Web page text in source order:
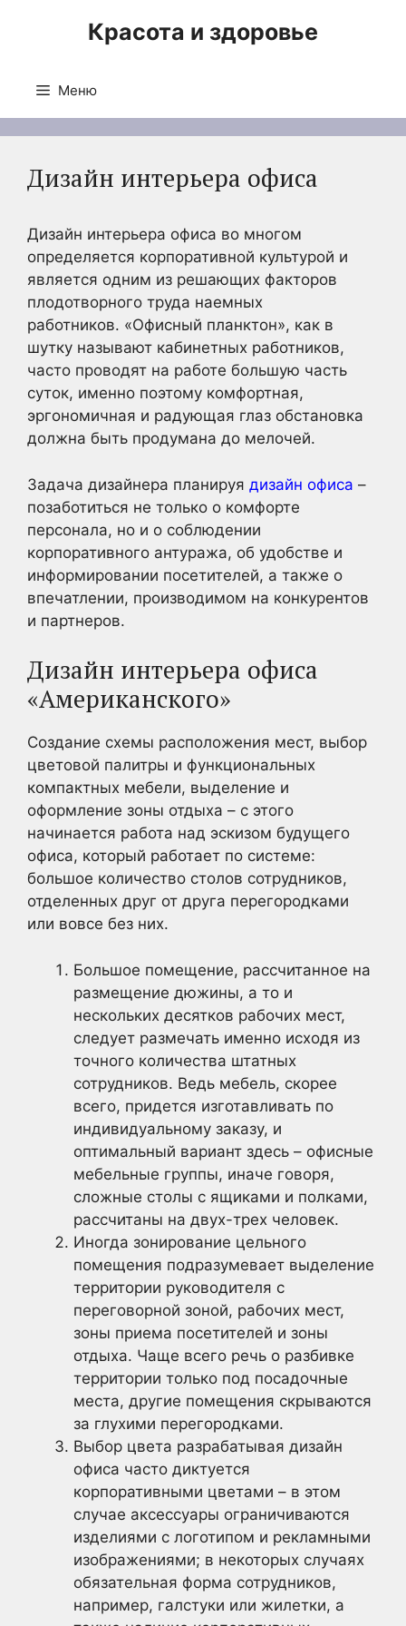
Красота и здоровье
Меню
Дизайн интерьера офиса
Дизайн интерьера офиса во многом
определяется корпоративной культурой и
является одним из решающих факторов
плодотворного труда наемных
работников. «Офисный планктон», как в
шутку называют кабинетных работников,
часто проводят на работе большую часть
суток, именно поэтому комфортная,
эргономичная и радующая глаз обстановка
должна быть продумана до мелочей.
Задача дизайнера планируя дизайн офиса –
позаботиться не только о комфорте
персонала, но и о соблюдении
корпоративного антуража, об удобстве и
информировании посетителей, а также о
впечатлении, производимом на конкурентов
и партнеров.
Дизайн интерьера офиса
«Американского»
Создание схемы расположения мест, выбор
цветовой палитры и функциональных
компактных мебели, выделение и
оформление зоны отдыха – с этого
начинается работа над эскизом будущего
офиса, который работает по системе:
большое количество столов сотрудников,
отделенных друг от друга перегородками
или вовсе без них.
Большое помещение, рассчитанное на
размещение дюжины, а то и
нескольких десятков рабочих мест,
следует размечать именно исходя из
точного количества штатных
сотрудников. Ведь мебель, скорее
всего, придется изготавливать по
индивидуальному заказу, и
оптимальный вариант здесь – офисные
мебельные группы, иначе говоря,
сложные столы с ящиками и полками,
рассчитаны на двух-трех человек.
Иногда зонирование цельного
помещения подразумевает выделение
территории руководителя с
переговорной зоной, рабочих мест,
зоны приема посетителей и зоны
отдыха. Чаще всего речь о разбивке
территории только под посадочные
места, другие помещения скрываются
за глухими перегородками.
Выбор цвета разрабатывая дизайн
офиса часто диктуется
корпоративными цветами – в этом
случае аксессуары ограничиваются
изделиями с логотипом и рекламными
изображениями; в некоторых случаях
обязательная форма сотрудников,
например, галстуки или жилетки, а